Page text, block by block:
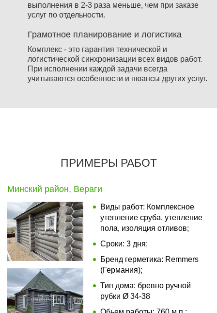
выполнения в 2-3 раза меньше, чем при заказе
услуг по отдельности.
Грамотное планирование и логистика
Комплекс - это гарантия технической и
логистической синхронизации всех видов работ.
При исполнении каждой задачи всегда
учитываются особенности и нюансы других услуг.
ПРИМЕРЫ РАБОТ
Минский район, Вераги
Виды работ: Комплексное
утепление сруба, утепление
пола, изоляция отливов;
Сроки: 3 дня;
Бренд герметика: Remmers
(Германия);
Тип дома: бревно ручной
рубки Ø 34-38